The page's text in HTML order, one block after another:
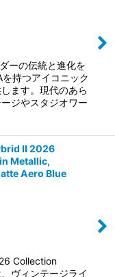
ーの伝統と進化を
持つアイコニック
ます。現代のあら
ジやスタジオワー
II 2026
Metallic,
Aero Blue
Collection
ヴィンテージライ